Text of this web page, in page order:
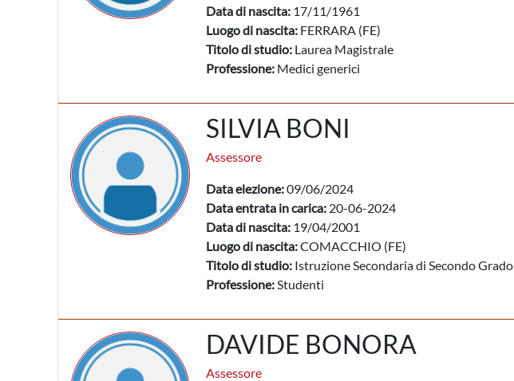
Data di nascita: 17/11/1961
Luogo di nascita: FERRARA (FE)
Titolo di studio: Laurea Magistrale
Professione: Medici generici
SILVIA BONI
Assessore
Data elezione:09/06/2024
Data entrata in carica: 20-06-2024
Data di nascita: 19/04/2001
Luogo di nascita:COMACCHIO (FE)
Titolo di studio: Istruzione Secondaria di Secondo Grado
Professione:Studenti
DAVIDE BONORA
Assessore